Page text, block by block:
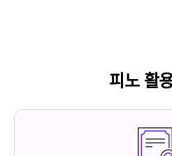
피노 활